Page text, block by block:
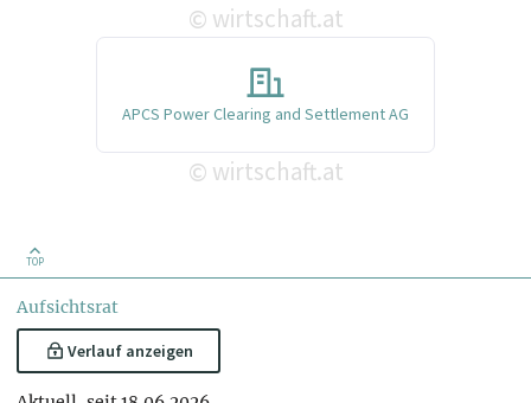
© wirtschaft.at
APCS Power Clearing and Settlement AG
© wirtschaft.at
TOP
Aufsichtsrat
Verlauf anzeigen